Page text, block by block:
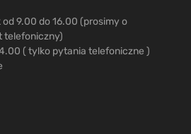
od 9.00 do 16.00 (prosimy o
telefoniczny)
( tylko pytania telefoniczne )